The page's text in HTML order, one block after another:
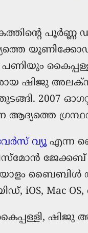
പൂർണ്ണ
കൈപ്പള്ളി
ഷിജു
2007
ആദ്യത്തെ
വ്യൂഎന്ന
ബൈബിൾ
iOS, Mac
കൈപ്പള്ളി,